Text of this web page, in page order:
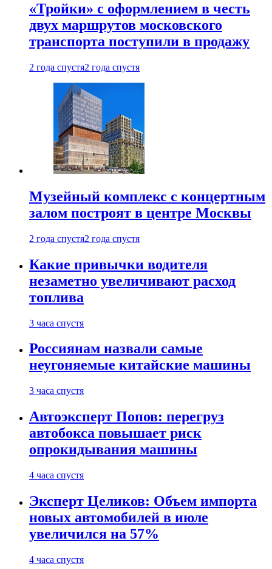
«Тройки» с оформлением в честь
двух маршрутов московского
транспорта поступили в продажу
2 года спустя2 года спустя
Музейный комплекс с концертным
залом построят в центре Москвы
2 года спустя2 года спустя
Какие привычки водителя
незаметно увеличивают расход
топлива
3 часа спустя
Россиянам назвали самые
неугоняемые китайские машины
3 часа спустя
Автоэксперт Попов: перегруз
автобокса повышает риск
опрокидывания машины
4 часа спустя
Эксперт Целиков: Объем импорта
новых автомобилей в июле
увеличился на 57%
4 часа спустя